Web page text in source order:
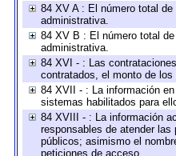
84 XV A : El número total
administrativa.
84 XV B : El número total
administrativa.
84 XVI - : Las
contratados, el monto de
84 XVII - : La información
sistemas habilitados para
84 XVIII - : La información
responsables de atender
públicos; asimismo el
peticiones de acceso